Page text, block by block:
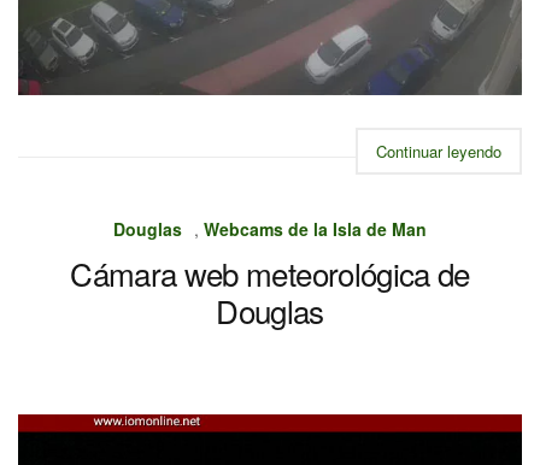
Continuar leyendo
Douglas , Webcams de la Isla de Man
Cámara web meteorológica de
Douglas